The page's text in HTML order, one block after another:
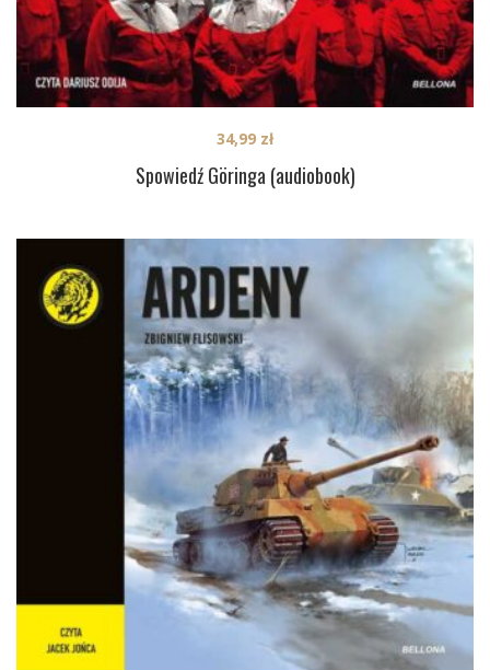
Spowiedź Göringa (audiobook)
34,99 zł